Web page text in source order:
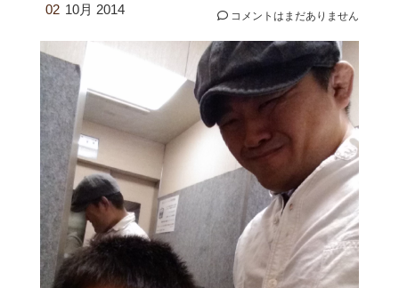
02 10月 2014 コメントはまだありません